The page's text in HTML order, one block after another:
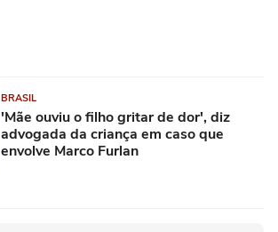
BRASIL
'Mãe ouviu o filho gritar de dor', diz
advogada da criança em caso que
envolve Marco Furlan